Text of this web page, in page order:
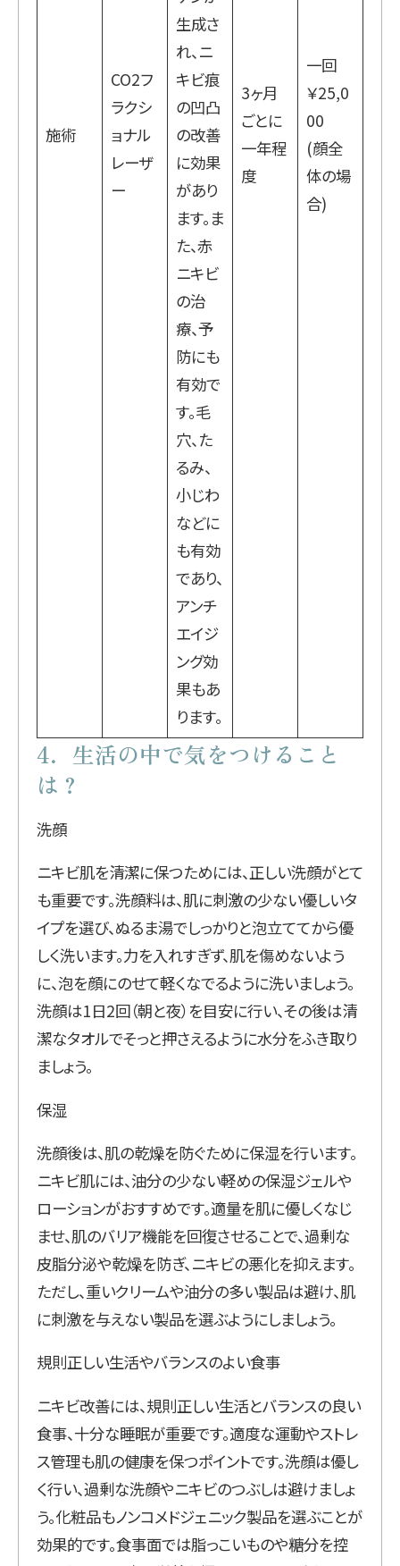
施術
CO2フ
ラクシ
ョナル
レーザ
ー
生成さ
れ、ニ
キビ痕
の凹凸
の改善
に効果
があり
ます。ま
た、赤
ニキビ
の治
療、予
防にも
有効で
す。毛
穴、た
るみ、
小じわ
などに
も有効
であり、
アンチ
エイジ
ング効
果もあ
ります。
3ヶ月
ごとに
一年程
度
一回
￥25,0
00
(顔全
体の場
合)
4．生活の中で気をつけること
は？
洗顔
ニキビ肌を清潔に保つためには、正しい洗顔がとて
も重要です。洗顔料は、肌に刺激の少ない優しいタ
イプを選び、ぬるま湯でしっかりと泡立ててから優
しく洗います。力を入れすぎず、肌を傷めないよう
に、泡を顔にのせて軽くなでるように洗いましょう。
洗顔は1日2回（朝と夜）を目安に行い、その後は清
潔なタオルでそっと押さえるように水分をふき取り
ましょう。
保湿
洗顔後は、肌の乾燥を防ぐために保湿を行います。
ニキビ肌には、油分の少ない軽めの保湿ジェルや
ローションがおすすめです。適量を肌に優しくなじ
ませ、肌のバリア機能を回復させることで、過剰な
皮脂分泌や乾燥を防ぎ、ニキビの悪化を抑えます。
ただし、重いクリームや油分の多い製品は避け、肌
に刺激を与えない製品を選ぶようにしましょう。
規則正しい生活やバランスのよい食事
ニキビ改善には、規則正しい生活とバランスの良い
食事、十分な睡眠が重要です。適度な運動やストレ
ス管理も肌の健康を保つポイントです。洗顔は優し
く行い、過剰な洗顔やニキビのつぶしは避けましょ
う。化粧品もノンコメドジェニック製品を選ぶことが
効果的です。食事面では脂っこいものや糖分を控